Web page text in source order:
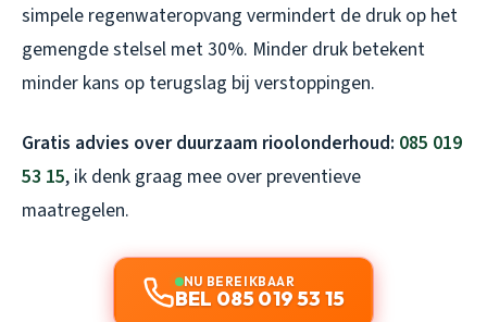
simpele regenwateropvang vermindert de druk op het
gemengde stelsel met 30%. Minder druk betekent
minder kans op terugslag bij verstoppingen.
Gratis advies over duurzaam rioolonderhoud: 085 019
53 15, ik denk graag mee over preventieve
maatregelen.
NU BEREIKBAAR
BEL 085 019 53 15